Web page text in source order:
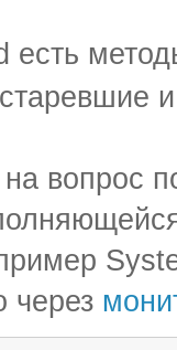
есть
вопрос
через